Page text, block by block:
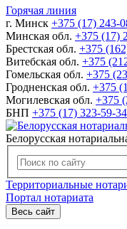
Горячая линия
г. Минск +375 (17) 243-
Минская обл. +375 (17)
Брестская обл. +375
Витебская обл. +375
Гомельская обл. +375
Гродненская обл. +375
Могилевская обл. +375
БНП +375 (17) 323-59-34
Белорусская
Территориальные
Портал нотариата
Весь сайт